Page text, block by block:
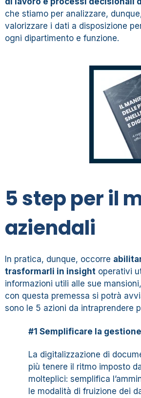
che stiamo per analizzare,
valorizzare i dati a disposizione
ogni dipartimento e funzione.
5 step per il
aziendali
In pratica, dunque, occorre
trasformarli in insight operativi
informazioni utili alle sue
con questa premessa si potrà
sono le 5 azioni da intraprendere
#1 Semplificare la
La digitalizzazione di
più tenere il ritmo imposto
molteplici: semplifica
le modalità di fruizione dei